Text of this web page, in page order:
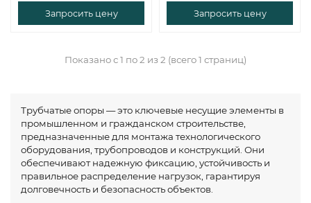
Запросить цену Запросить цену
Показано с 1 по 2 из 2 (всего 1 страниц)
Трубчатые опоры — это ключевые несущие элементы в
промышленном и гражданском строительстве,
предназначенные для монтажа технологического
оборудования, трубопроводов и конструкций. Они
обеспечивают надежную фиксацию, устойчивость и
правильное распределение нагрузок, гарантируя
долговечность и безопасность объектов.